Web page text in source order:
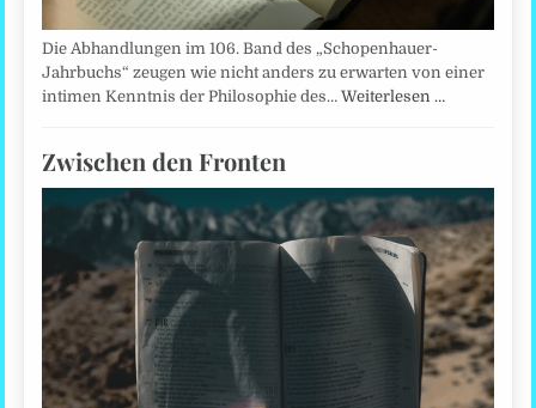
Die Abhandlungen im 106. Band des „Schopenhauer-
Jahrbuchs“ zeugen wie nicht anders zu erwarten von einer
intimen Kenntnis der Philosophie des…Weiterlesen …
Zwischen den Fronten